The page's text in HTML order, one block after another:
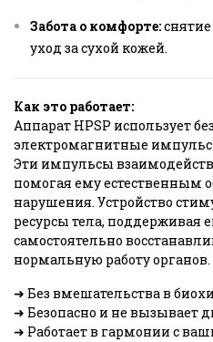
Забота о комфорте:снятие
уход за сухой кожей.
Как это работает:
Аппарат HPSP использует
электромагнитные
Эти импульсы
помогая ему естественным
нарушения. Устройство
ресурсы тела, поддерживая
самостоятельно
нормальную работу органов.
➜ Без вмешательства в
➜ Безопасно и не вызывает
➜ Работает в гармонии с